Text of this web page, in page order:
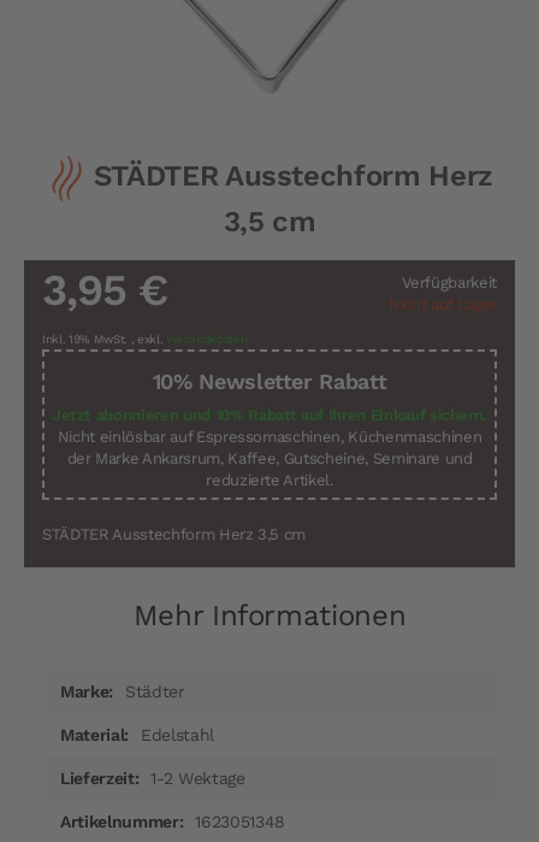
Anfang
STÄDTER Ausstechform Herz
3,5 cm
Verfügbarkeit
Nicht auf Lager
3,95 €
Inkl. 19% MwSt. , exkl. Versandkosten
10% Newsletter Rabatt
Jetzt abonnieren und 10% Rabatt auf Ihren Einkauf sichern.
Nicht einlösbar auf Espressomaschinen, Küchenmaschinen
der Marke Ankarsrum, Kaffee, Gutscheine, Seminare und
reduzierte Artikel.
STÄDTER Ausstechform Herz 3,5 cm
Mehr Informationen
InformationenStädter
Edelstahl
1-2 Wektage
1623051348